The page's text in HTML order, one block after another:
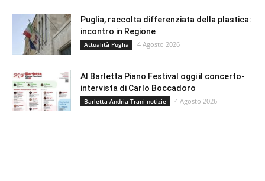
Puglia, raccolta differenziata della plastica:
incontro in Regione
Attualità Puglia 4 Agosto 2026
Al Barletta Piano Festival oggi il concerto-
intervista di Carlo Boccadoro
Barletta-Andria-Trani notizie 4 Agosto 2026